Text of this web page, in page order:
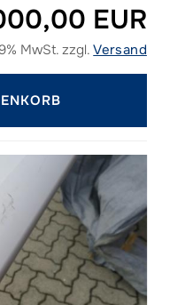
EUR
MwSt. zzgl.Versand